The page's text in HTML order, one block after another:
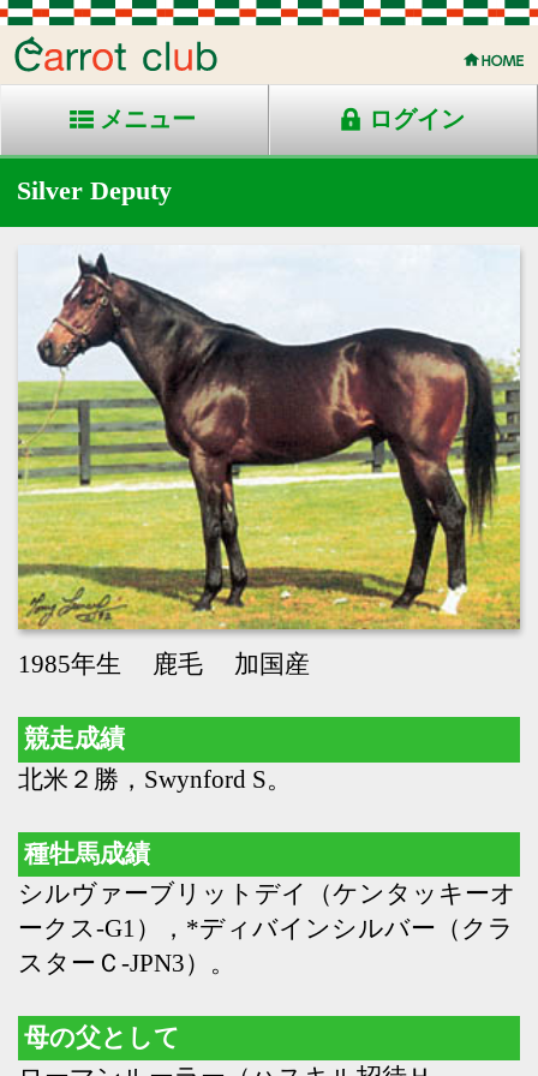
メニュー ログイン
Silver Deputy
1985年生 鹿毛 加国産
競走成績
北米２勝，Swynford S。
種牡馬成績
シルヴァーブリットデイ（ケンタッキーオ
ークス-G1），*ディバインシルバー（クラ
母の父として
ローマンルーラー（ハスキル招待Ｈ-
G1），グルーピードール（ＢＣフィリー＆
ル（シガーマイルＨ-G1），オウケンブル
ースリ（菊花賞-JPN1）
PageTop
Home
Back
著作権
アプリケーションプライバシーポリシー